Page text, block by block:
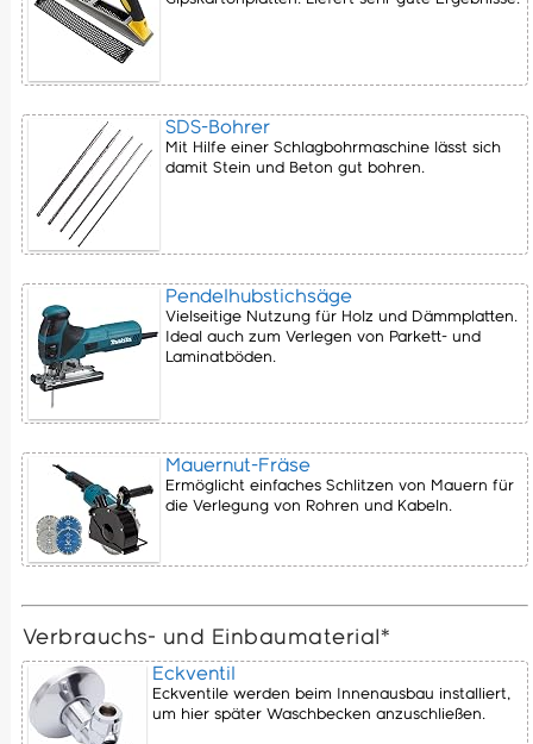
SDS-Bohrer
Mit Hilfe einer Schlagbohrmaschine lässt sich
damit Stein und Beton gut bohren.
Pendelhubstichsäge
Vielseitige Nutzung für Holz und Dämmplatten.
Ideal auch zum Verlegen von Parkett- und
Laminatböden.
Mauernut-Fräse
Ermöglicht einfaches Schlitzen von Mauern für
die Verlegung von Rohren und Kabeln.
Verbrauchs- und Einbaumaterial*
Eckventil
Eckventile werden beim Innenausbau installiert,
um hier später Waschbecken anzuschließen.